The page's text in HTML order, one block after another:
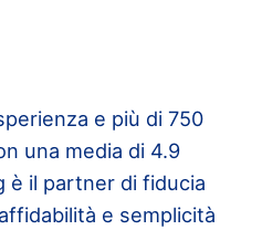
e più di 750
una media di 4.9
è il partner di fiducia
e semplicità